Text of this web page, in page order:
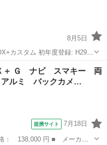
8月5日
カスタム 初年度登録: H29 /
車いす仕様車 走行距離: 約
＋ Ｇ ナビ スマキー 両
ルミ バックカメ…
提携サイト 7月18日